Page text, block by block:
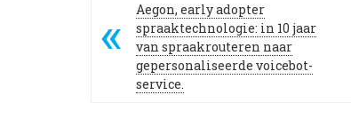
Aegon, early adopter
spraaktechnologie: in 10 jaar
van spraakrouteren naar
gepersonaliseerde voicebot-
service.